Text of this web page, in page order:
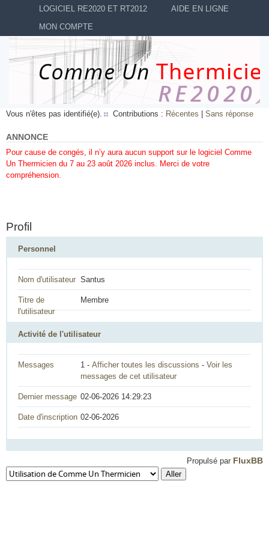
LOGICIEL RE2020 ET RT2012
AIDE EN LIGNE
MON COMPTE
Vous n'êtes pas identifié(e). Contributions : Récentes Sans réponse
ANNONCE
Pour cause de congés, il n’y aura aucun support sur le logiciel Comme
Un Thermicien du 7 au 23 août 2026 inclus. Merci de votre
compréhension.
Profil
Personnel
Nom d'utilisateur Santus
Titre de
l'utilisateur
Membre
Activité de l'utilisateur
Messages 1 - Afficher toutes les discussions - Voir les
messages de cet utilisateur
Dernier message 02-06-2026 14:29:23
Date d'inscription 02-06-2026
Propulsé par FluxBB